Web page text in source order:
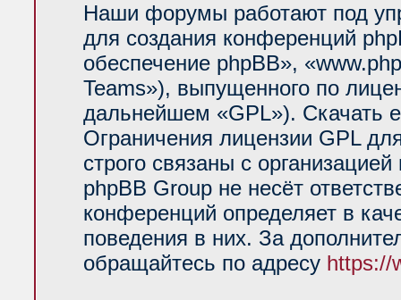
Наши форумы работают под
для создания конференций
обеспечение phpBB»,
Teams»), выпущенного по
дальнейшем «GPL»). Скачать
Ограничения лицензии GPL
строго связаны с
phpBB Group не несёт
конференций определяет в
поведения в них. За
обращайтесь по адресу https://